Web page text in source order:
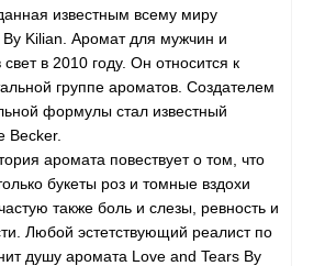
известным всему миру
Kilian. Аромат для мужчин и
в 2010 году. Он относится к
группе ароматов. Создателем
формулы стал известный
Becker.
аромата повествует о том, что
букеты роз и томные вздохи
также боль и слезы, ревность и
Любой эстетствующий реалист по
душу аромата Love and Tears By